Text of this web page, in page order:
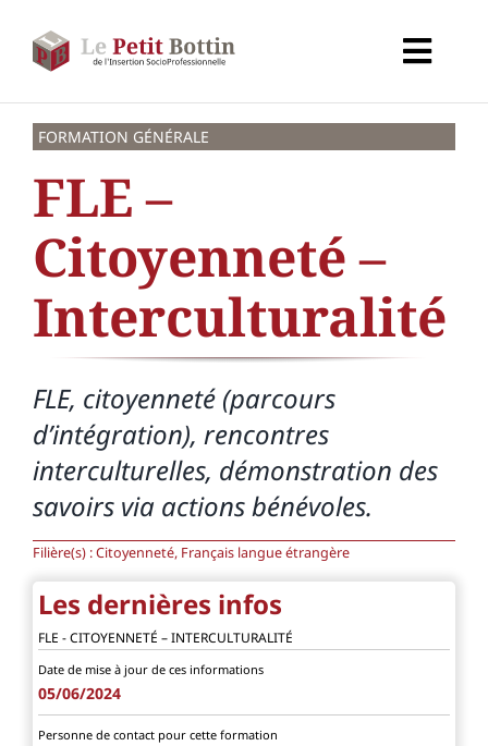
contenu
Types d’organismes
Organismes
Secteurs
Partenaires
À propos de CALIF
FORMATION GÉNÉRALE
FLE –
Citoyenneté –
Interculturalité
FLE, citoyenneté (parcours
d’intégration), rencontres
interculturelles, démonstration des
savoirs via actions bénévoles.
Filière(s) : Citoyenneté, Français langue étrangère
Les dernières infos
FLE - CITOYENNETÉ – INTERCULTURALITÉ
Date de mise à jour de ces informations
05/06/2024
Personne de contact pour cette formation